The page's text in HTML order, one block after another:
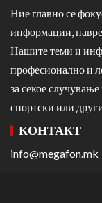
Ние главно се
информации,
Нашите теми и
професионално и
за секое
спортски или
КОНТАКТ
info@megafon.mk